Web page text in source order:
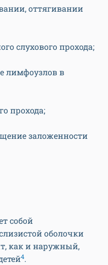
оттягивании
слухового прохода;
лимфоузлов в
прохода;
заложенности
собой
оболочки
как и наружный,
4.